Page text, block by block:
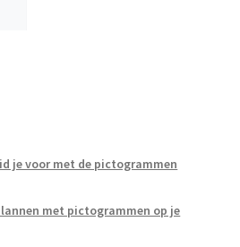
je voor met de pictogrammen
met pictogrammen op je